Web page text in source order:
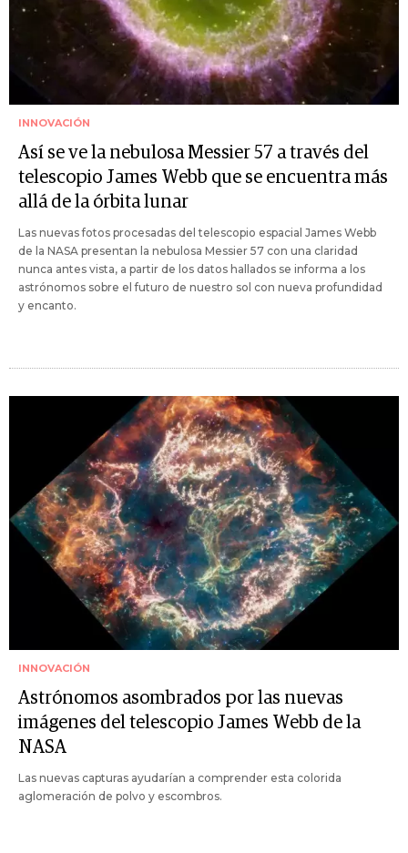
INNOVACIÓN
Así se ve la nebulosa Messier 57 a través del
telescopio James Webb que se encuentra más
allá de la órbita lunar
Las nuevas fotos procesadas del telescopio espacial James Webb
de la NASA presentan la nebulosa Messier 57 con una claridad
nunca antes vista, a partir de los datos hallados se informa a los
astrónomos sobre el futuro de nuestro sol con nueva profundidad
y encanto.
INNOVACIÓN
Astrónomos asombrados por las nuevas
imágenes del telescopio James Webb de la
NASA
Las nuevas capturas ayudarían a comprender esta colorida
aglomeración de polvo y escombros.